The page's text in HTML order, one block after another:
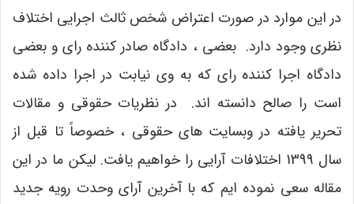
در این موارد در صورت اعتراض شخص ثالث اجرایی اختلاف
نظری وجود دارد. بعضی ، دادگاه صادر کننده رای و بعضی
دادگاه اجرا کننده رای که به وی نیابت در اجرا داده شده
است را صالح دانسته اند. در نظریات حقوقی و مقالات
تحریر یافته در وبسایت های حقوقی ، خصوصاً تا قبل از
سال 1399 اختلافات آرایی را خواهیم یافت. لیکن ما در این
مقاله سعی نموده ایم که با آخرین آرای وحدت رویه جدید